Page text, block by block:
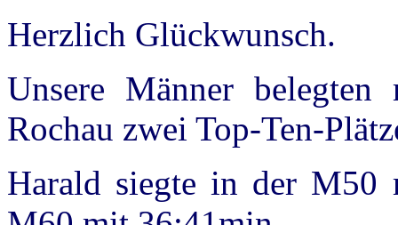
Herzlich Glückwunsch.
Unsere Männer
Rochau zwei Top-Ten-
Harald siegte in der